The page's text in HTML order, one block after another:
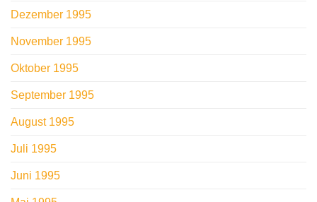
Dezember 1995
November 1995
Oktober 1995
September 1995
August 1995
Juli 1995
Juni 1995